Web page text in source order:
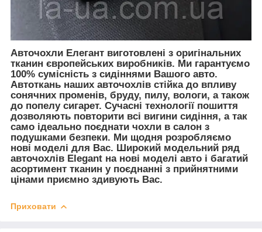
Авточохли Елегант виготовлені з оригінальних
тканин європейських виробників. Ми гарантуємо
100% сумісність з сидіннями Вашого авто.
Автоткань наших авточохлів стійка до впливу
сонячних променів, бруду, пилу, вологи, а також
до попелу сигарет. Сучасні технології пошиття
дозволяють повторити всі вигини сидіння, а так
само ідеально поєднати чохли в салон з
подушками безпеки. Ми щодня розробляємо
нові моделі для Вас. Широкий модельний ряд
авточохлів Elegant на нові моделі авто і багатий
асортимент тканин у поєднанні з прийнятними
цінами приємно здивують Вас.
Приховати